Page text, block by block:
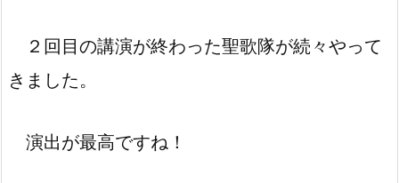
２回目の講演が終わった聖歌隊が続々やって
きました。
演出が最高ですね！